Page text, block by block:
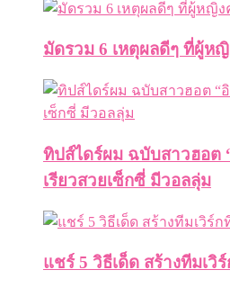
มัดรวม 6 เหตุผลดีๆ ที่ผู้ห
ทิปส์ไดร์ผม ฉบับสาวฮอต
เรียวสวยเซ็กซี่ มีวอลลุ่ม
แชร์ 5 วิธีเด็ด สร้างทีมเวิ